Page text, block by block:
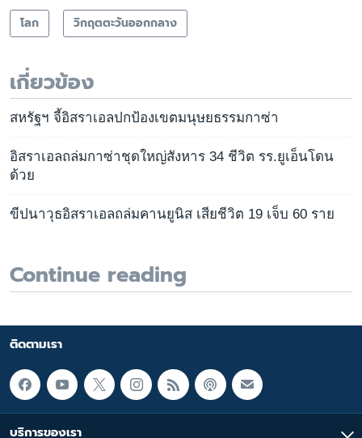
โลก
วิกฤตตะวันออกกลาง
เกี่ยวข้อง
สหรัฐฯ จี้อิสราเอลปกป้องเขตมนุษยธรรมกาซ่า
อิสราเอลถล่มกาซ่าชุดใหญ่สังหาร 34 ชีวิต รร.ยูเอ็นโดน
ด้วย
ขีปนาวุธอิสราเอลถล่มคานยูนิส เสียชีวิต 19 เจ็บ 60 ราย
Continue reading
ติดตามเรา
บริการของเรา